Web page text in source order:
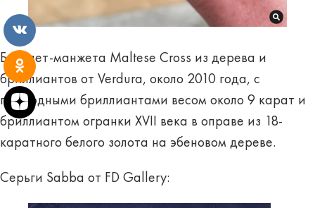
Браслет-манжета Maltese Cross из дерева и
бриллиантов от Verdura, около 2010 года, с
природными бриллиантами весом около 9 карат и
бриллиантом огранки XVII века в оправе из 18-
каратного белого золота на эбеновом дереве.
Серьги Sabba от FD Gallery: